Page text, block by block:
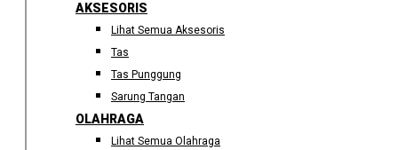
AKSESORIS
Lihat Semua Aksesoris
Tas
Tas Punggung
Sarung Tangan
OLAHRAGA
Lihat Semua Olahraga